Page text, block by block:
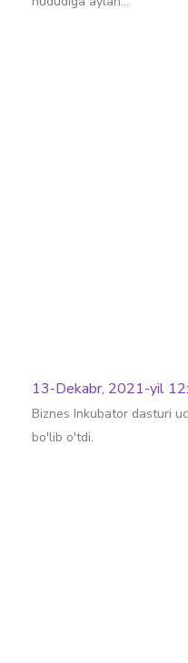
13-Dekabr, 2021-yil
Biznes Inkubator dasturi
bo'lib o'tdi.